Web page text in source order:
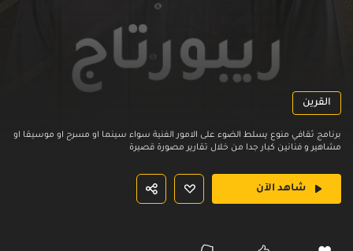
القرين
برنامج ثقافي منوع يسلط الضوء على الامور الفنية سواء سينما او مسرح او موسيقا او
مشاهير و فنانين كبار جدا من خلال تقارير مصورة قصيرة
شاهد الآن